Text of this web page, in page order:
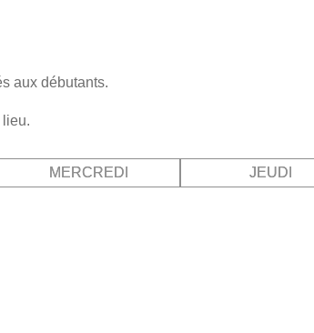
aux débutants.
MERCREDI JEUDI